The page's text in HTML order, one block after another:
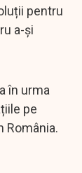
pentru
a-și
în urma
pe
România.